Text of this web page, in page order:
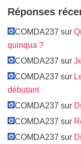
Réponses
COMDA237 sur
quinqua ?
COMDA237 sur
COMDA237 sur
débutant
COMDA237 sur
COMDA237 sur
COMDA237 sur